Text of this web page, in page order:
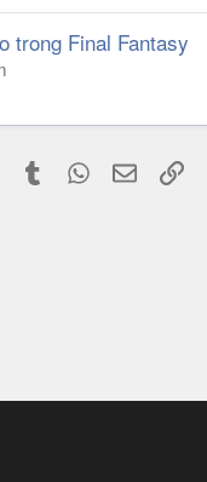
trong Final Fantasy
PinterestTumblr WhatsApp
Email